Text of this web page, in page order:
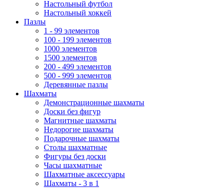
Настольный футбол
Настольный хоккей
Пазлы
1 - 99 элементов
100 - 199 элементов
1000 элементов
1500 элементов
200 - 499 элементов
500 - 999 элементов
Деревянные пазлы
Шахматы
Демонстрационные шахматы
Доски без фигур
Магнитные шахматы
Недорогие шахматы
Подарочные шахматы
Столы шахматные
Фигуры без доски
Часы шахматные
Шахматные аксессуары
Шахматы - 3 в 1